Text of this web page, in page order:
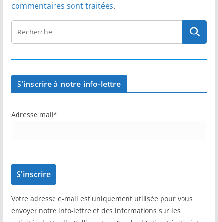
commentaires sont traitées.
S'inscrire à notre info-lettre
Adresse mail*
Votre adresse e-mail est uniquement utilisée pour vous
envoyer notre info-lettre et des informations sur les